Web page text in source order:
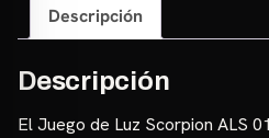
Descripción
Descripción
El Juego de Luz Scorpion ALS